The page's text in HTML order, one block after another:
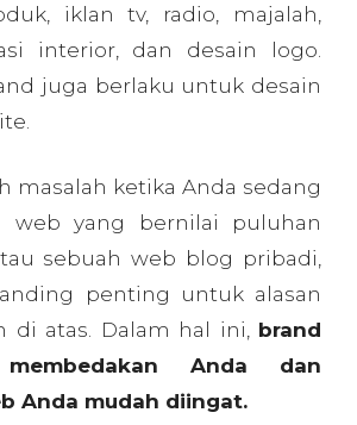
iklan tv, radio, majalah,
interior, dan desain logo.
juga berlaku untuk desain
masalah ketika Anda sedang
web yang bernilai puluhan
sebuah web blog pribadi,
penting untuk alasan
di atas. Dalam hal ini, brand
membedakan Anda dan
Anda mudah diingat.